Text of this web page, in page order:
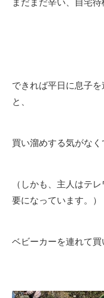
できれば平日に息子
と、
買い溜めする気がな
（しかも、主人はテ
要になっています。）
ベビーカーを連れて買